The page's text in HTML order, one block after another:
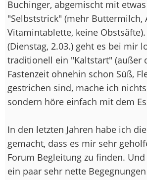
Buchinger, abgemischt mit etwas
"Selbststrick" (mehr Buttermilch,
Vitamintablette, keine
(Dienstag, 2.03.) geht es bei mir
traditionell ein "Kaltstart" (außer
Fastenzeit ohnehin schon Süß,
gestrichen sind, mache ich
sondern höre einfach mit dem
In den letzten Jahren habe ich
gemacht, dass es mir sehr
Forum Begleitung zu finden.
ein paar sehr nette